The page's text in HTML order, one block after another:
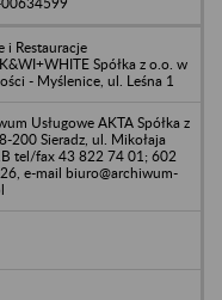
i Restauracje
Spółka z o.o. w
- Myślenice, ul. Leśna 1
Usługowe AKTA Spółka z
200 Sieradz, ul. Mikołaja
tel/fax 43 822 74 01; 602
e-mail biuro@archiwum-